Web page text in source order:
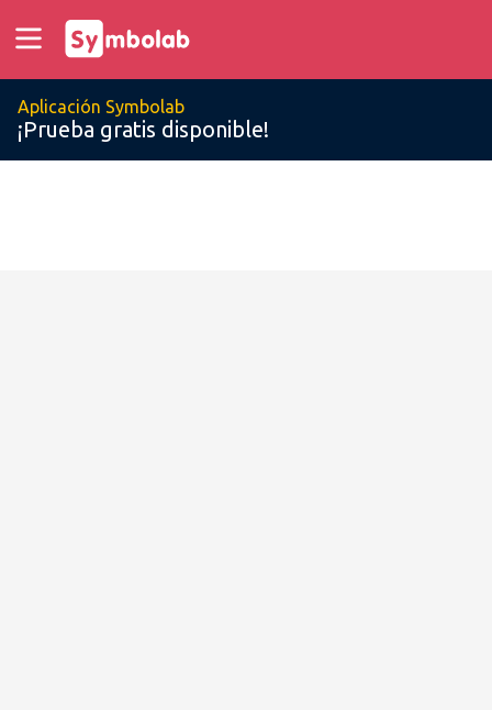
Aplicación Symbolab
¡Prueba gratis disponible!